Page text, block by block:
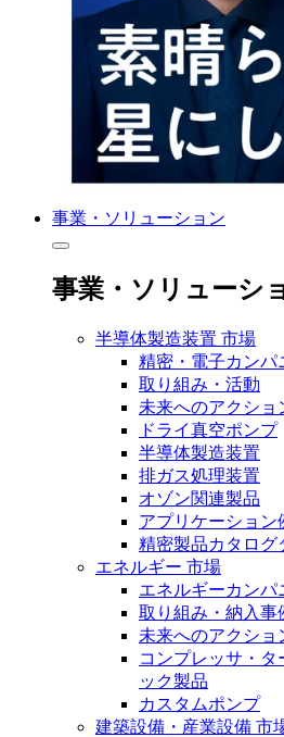
事業・ソリューション
事業・ソリューシ
半導体製造装置 市場
精密・電子カンパ
取り組み・活動
未来へのアクショ
ドライ真空ポンプ
半導体製造装置
排ガス処理装置
オゾン関連製品
アプリケーション
精密製品カタログ
エネルギー 市場
エネルギーカンパ
取り組み・納入事
未来へのアクショ
コンプレッサ・
ック製品
カスタムポンプ
建築設備・産業設備 市